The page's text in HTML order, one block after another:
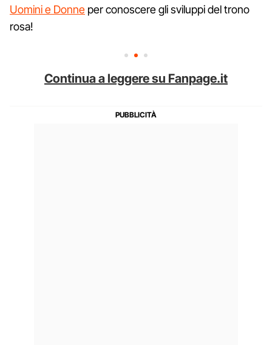
Uomini e Donne per conoscere gli sviluppi del trono
rosa!
Continua a leggere su Fanpage.it